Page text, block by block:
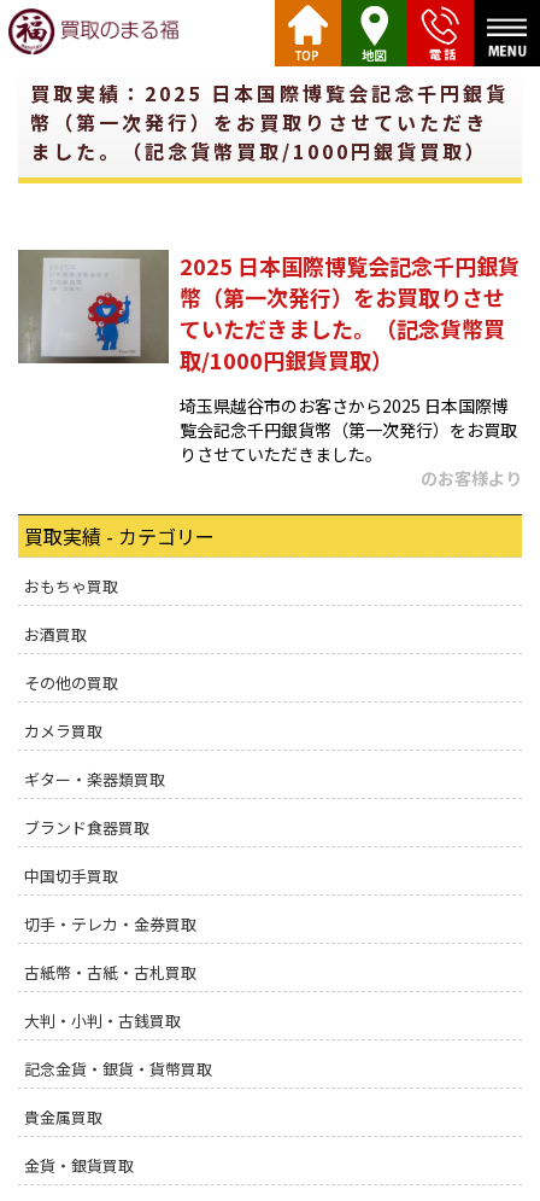
買取実績：2025 日本国際博覧会記念千円銀貨
幣（第一次発行）をお買取りさせていただき
ました。（記念貨幣買取/1000円銀貨買取）
2025 日本国際博覧会記念千円銀貨
幣（第一次発行）をお買取りさせ
ていただきました。（記念貨幣買
取/1000円銀貨買取）
埼玉県越谷市のお客さから2025 日本国際博
覧会記念千円銀貨幣（第一次発行）をお買取
りさせていただきました。
のお客様より
買取実績 - カテゴリー
おもちゃ買取
お酒買取
その他の買取
カメラ買取
ギター・楽器類買取
ブランド食器買取
中国切手買取
切手・テレカ・金券買取
古紙幣・古紙・古札買取
大判・小判・古銭買取
記念金貨・銀貨・貨幣買取
貴金属買取
金貨・銀貨買取